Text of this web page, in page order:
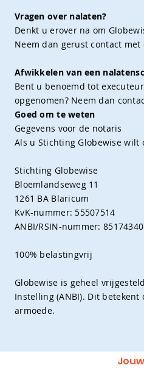
Vragen over nalaten?
Denkt u erover na om
Neem dan gerust contact
Afwikkelen van een
Bent u benoemd tot
opgenomen? Neem dan
Goed om te weten
Gegevens voor de notaris
Als u Stichting Globewise wilt
Stichting Globewise
Bloemlandseweg 11
1261 BA Blaricum
KvK-nummer: 55507514
ANBI/RSIN-nummer:
100% belastingvrij
Globewise is geheel
Instelling (ANBI). Dit
armoede.